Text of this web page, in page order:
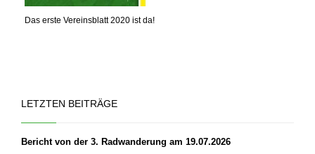
Das erste Vereinsblatt 2020 ist da!
LETZTEN BEITRÄGE
Bericht von der 3. Radwanderung am 19.07.2026